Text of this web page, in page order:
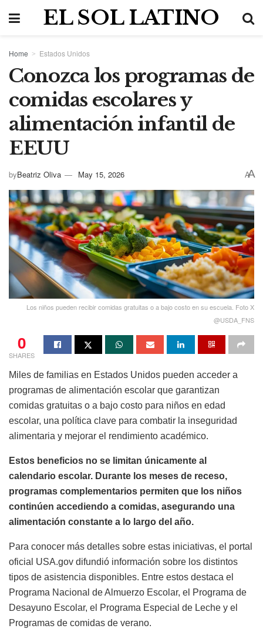
EL SOL LATINO
Home Estados Unidos
Conozca los programas de
comidas escolares y
alimentación infantil de
EEUU
byBeatriz Oliva May 15, 2026 AA
Los niños pueden recibir comidas gratuitas o a bajo costo en su escuela. Foto X
@USDA_FNS
0
SHARES
Miles de familias en Estados Unidos pueden acceder a
programas de alimentación escolar que garantizan
comidas gratuitas o a bajo costo para niños en edad
escolar, una política clave para combatir la inseguridad
alimentaria y mejorar el rendimiento académico.
Estos beneficios no se limitan únicamente al
calendario escolar. Durante los meses de receso,
programas complementarios permiten que los niños
continúen accediendo a comidas, asegurando una
alimentación constante a lo largo del año.
Para conocer más detalles sobre estas iniciativas, el portal
oficial USA.gov difundió información sobre los distintos
tipos de asistencia disponibles. Entre estos destaca el
Programa Nacional de Almuerzo Escolar, el Programa de
Desayuno Escolar, el Programa Especial de Leche y el
Programas de comidas de verano.